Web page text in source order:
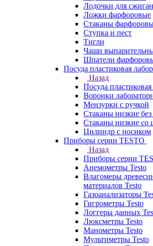
Лодочки для
Ложки фарфоровые
Стаканы
Ступка и пест
Тигли
Чаши
Шпатели
Посуда пластиковая
Назад
Посуда
Воронки
Мензурки с ручкой
Стаканы низкие
Стаканы низкие со
Цилиндр с носиком
Приборы серии TESTO
Назад
Приборы серии
Анемометры Testo
Влагомеры
материалов Testo
Газоанализаторы
Гигрометры Testo
Логгеры данных
Люксметры Testo
Манометры Testo
Мультиметры Testo